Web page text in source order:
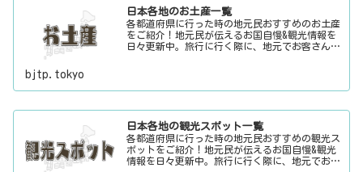
日本各地のお土産一覧
各都道府県に行った時の地元民おすすめのお土産
をご紹介！地元民が伝えるお国自慢&観光情報を
日々更新中。旅行に行く際に、地元でお客さんを
bjtp.tokyo
日本各地の観光スポット一覧
各都道府県に行った時の地元民おすすめの観光ス
ポットをご紹介！地元民が伝えるお国自慢&観光
情報を日々更新中。旅行に行く際に、地元でお客